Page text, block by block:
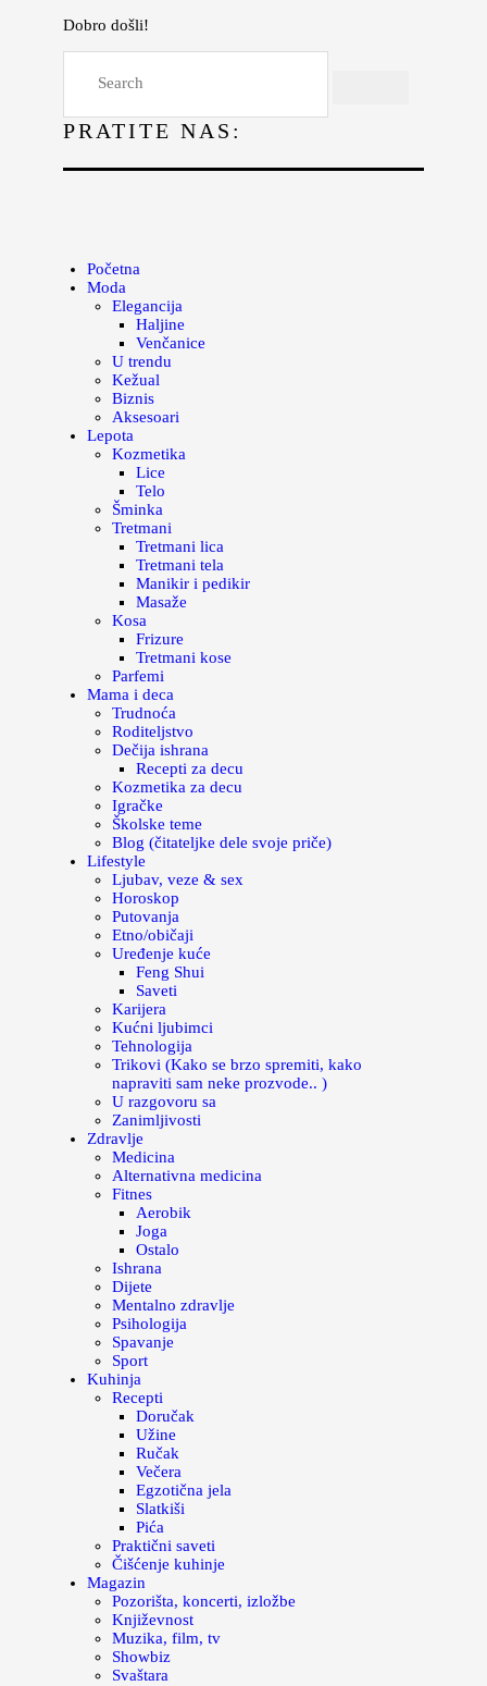
Dobro došli!
PRATITE NAS:
Početna
Moda
Elegancija
Haljine
Venčanice
U trendu
Kežual
Biznis
Aksesoari
Lepota
Kozmetika
Lice
Telo
Šminka
Tretmani
Tretmani lica
Tretmani tela
Manikir i pedikir
Masaže
Kosa
Frizure
Tretmani kose
Parfemi
Mama i deca
Trudnoća
Roditeljstvo
Dečija ishrana
Recepti za decu
Kozmetika za decu
Igračke
Školske teme
Blog (čitateljke dele svoje priče)
Lifestyle
Ljubav, veze & sex
Horoskop
Putovanja
Etno/običaji
Uređenje kuće
Feng Shui
Saveti
Karijera
Kućni ljubimci
Tehnologija
Trikovi (Kako se brzo spremiti, kako
napraviti sam neke prozvode.. )
U razgovoru sa
Zanimljivosti
Zdravlje
Medicina
Alternativna medicina
Fitnes
Aerobik
Joga
Ostalo
Ishrana
Dijete
Mentalno zdravlje
Psihologija
Spavanje
Sport
Kuhinja
Recepti
Doručak
Užine
Ručak
Večera
Egzotična jela
Slatkiši
Pića
Praktični saveti
Čišćenje kuhinje
Magazin
Pozorišta, koncerti, izložbe
Književnost
Muzika, film, tv
Showbiz
Svaštara
Lepota
Kuhinja
Magazin